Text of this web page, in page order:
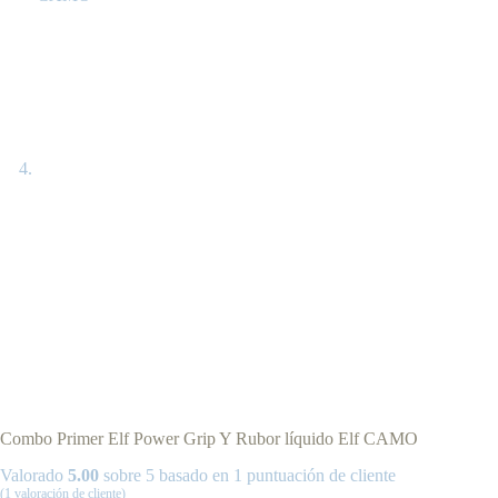
Combo Primer Elf Power Grip Y Rubor líquido Elf CAMO
Valorado 5.00 sobre 5 basado en 1 puntuación de cliente
(1 valoración de cliente)